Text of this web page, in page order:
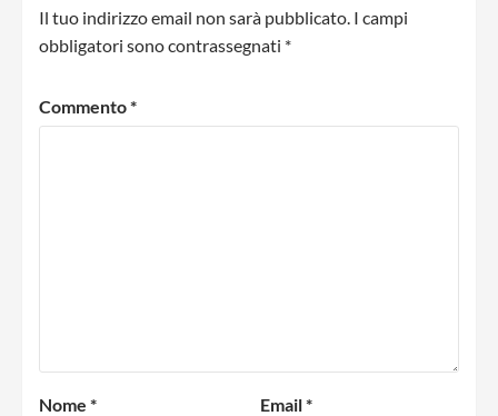
Il tuo indirizzo email non sarà pubblicato. I campi
obbligatori sono contrassegnati *
Commento*
Nome * Email*